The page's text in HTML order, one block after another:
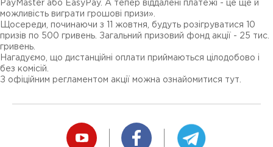
PayMaster або EasyPay. А тепер віддалені платежі - це ще й
можливість виграти грошові призи».
Щосереди, починаючи з 11 жовтня, будуть розігруватися 10
призів по 500 гривень. Загальний призовий фонд акції - 25 тис.
гривень.
Нагадуємо, що дистанційні оплати приймаються цілодобово і
без комісій.
З офіційним регламентом акції можна ознайомитися тут.